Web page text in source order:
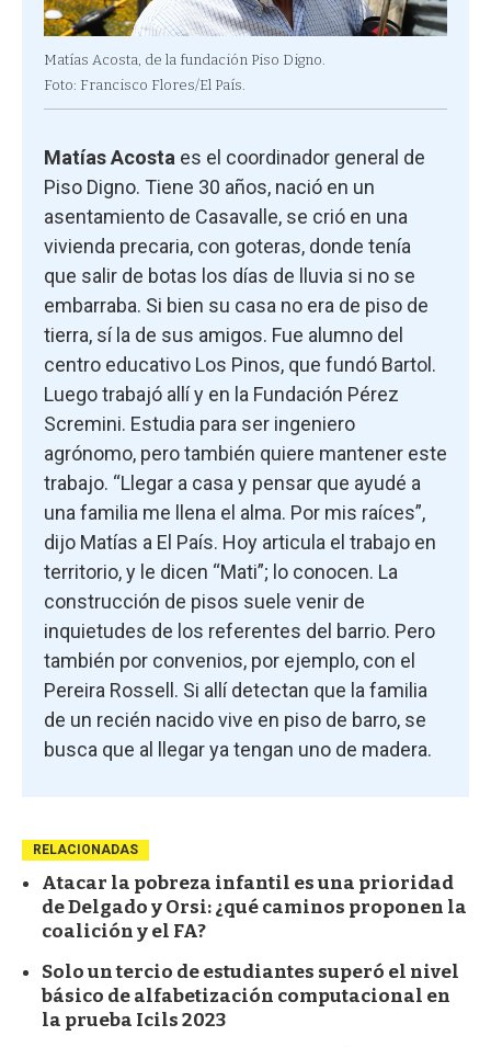
Matías Acosta, de la fundación Piso Digno.
Foto: Francisco Flores/El País.
Matías Acosta es el coordinador general de
Piso Digno. Tiene 30 años, nació en un
asentamiento de Casavalle, se crió en una
vivienda precaria, con goteras, donde tenía
que salir de botas los días de lluvia si no se
embarraba. Si bien su casa no era de piso de
tierra, sí la de sus amigos. Fue alumno del
centro educativo Los Pinos, que fundó Bartol.
Luego trabajó allí y en la Fundación Pérez
Scremini. Estudia para ser ingeniero
agrónomo, pero también quiere mantener este
trabajo. “Llegar a casa y pensar que ayudé a
una familia me llena el alma. Por mis raíces”,
dijo Matías a El País. Hoy articula el trabajo en
territorio, y le dicen “Mati”; lo conocen. La
construcción de pisos suele venir de
inquietudes de los referentes del barrio. Pero
también por convenios, por ejemplo, con el
Pereira Rossell. Si allí detectan que la familia
de un recién nacido vive en piso de barro, se
busca que al llegar ya tengan uno de madera.
RELACIONADAS
Atacar la pobreza infantil es una prioridad
de Delgado y Orsi: ¿qué caminos proponen la
coalición y el FA?
Solo un tercio de estudiantes superó el nivel
básico de alfabetización computacional en
la prueba Icils 2023